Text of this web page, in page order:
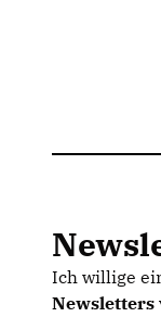
Ich willige
Newsletters